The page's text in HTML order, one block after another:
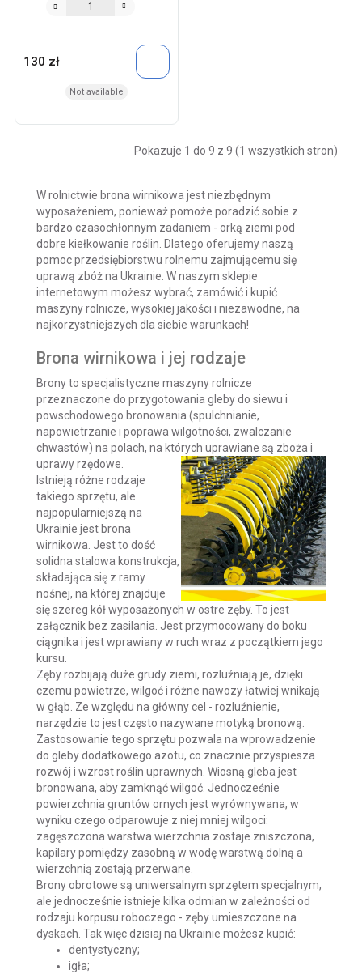
130 zł
Not available
Pokazuje 1 do 9 z 9 (1 wszystkich stron)
W rolnictwie brona wirnikowa jest niezbędnym
wyposażeniem, ponieważ pomoże poradzić sobie z
bardzo czasochłonnym zadaniem - orką ziemi pod
dobre kiełkowanie roślin. Dlatego oferujemy naszą
pomoc przedsiębiorstwu rolnemu zajmującemu się
uprawą zbóż na Ukrainie. W naszym sklepie
internetowym możesz wybrać, zamówić i kupić
maszyny rolnicze, wysokiej jakości i niezawodne, na
najkorzystniejszych dla siebie warunkach!
Brona wirnikowa i jej rodzaje
Brony to specjalistyczne maszyny rolnicze
przeznaczone do przygotowania gleby do siewu i
powschodowego bronowania (spulchnianie,
napowietrzanie i poprawa wilgotności, zwalczanie
chwastów) na polach, na których uprawiane są zboża i
uprawy rzędowe.
Istnieją różne rodzaje
takiego sprzętu, ale
najpopularniejszą na
Ukrainie jest brona
wirnikowa. Jest to dość
solidna stalowa konstrukcja,
składająca się z ramy
nośnej, na której znajduje
się szereg kół wyposażonych w ostre zęby. To jest
załącznik bez zasilania. Jest przymocowany do boku
ciągnika i jest wprawiany w ruch wraz z początkiem jego
kursu.
Zęby rozbijają duże grudy ziemi, rozluźniają je, dzięki
czemu powietrze, wilgoć i różne nawozy łatwiej wnikają
w głąb. Ze względu na główny cel - rozluźnienie,
narzędzie to jest często nazywane motyką bronową.
Zastosowanie tego sprzętu pozwala na wprowadzenie
do gleby dodatkowego azotu, co znacznie przyspiesza
rozwój i wzrost roślin uprawnych. Wiosną gleba jest
bronowana, aby zamknąć wilgoć. Jednocześnie
powierzchnia gruntów ornych jest wyrównywana, w
wyniku czego odparowuje z niej mniej wilgoci:
zagęszczona warstwa wierzchnia zostaje zniszczona,
kapilary pomiędzy zasobną w wodę warstwą dolną a
wierzchnią zostają przerwane.
Brony obrotowe są uniwersalnym sprzętem specjalnym,
ale jednocześnie istnieje kilka odmian w zależności od
rodzaju korpusu roboczego - zęby umieszczone na
dyskach. Tak więc dzisiaj na Ukrainie możesz kupić:
dentystyczny;
igła;